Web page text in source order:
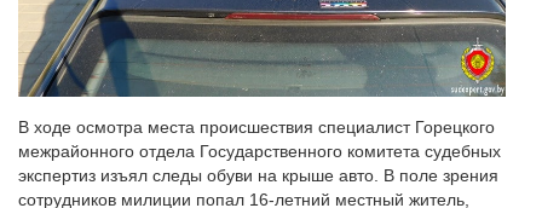
В ходе осмотра места происшествия специалист Горецкого
межрайонного отдела Государственного комитета судебных
экспертиз изъял следы обуви на крыше авто. В поле зрения
сотрудников милиции попал 16-летний местный житель,